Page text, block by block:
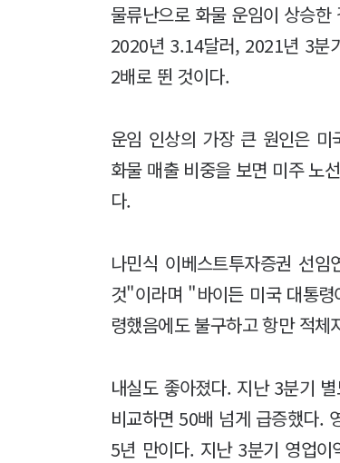
물류난으로 화물 운임이 상승
2020년 3.14달러, 2021년 3분
2배로 뛴 것이다.
운임 인상의 가장 큰 원인은
화물 매출 비중을 보면 미주 노
다.
나민식 이베스트투자증권 선
것"이라며 "바이든 미국 대통
령했음에도 불구하고 항만 적
내실도 좋아졌다. 지난 3분기
비교하면 50배 넘게 급증했다.
5년 만이다. 지난 3분기 영업